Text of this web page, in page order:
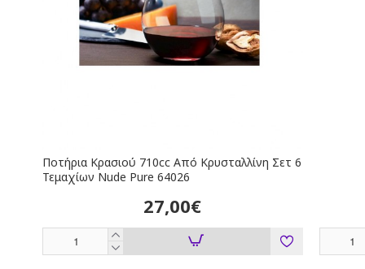
Ποτήρια Κρασιού 710cc Από Κρυσταλλίνη Σετ 6
Τεμαχίων Nude Pure 64026
27,00€